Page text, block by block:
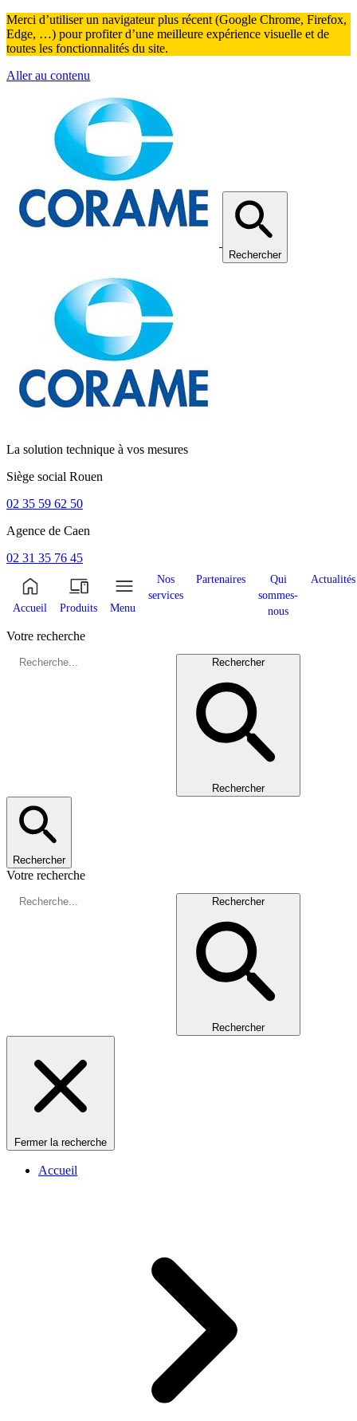
Merci d’utiliser un navigateur plus récent (Google Chrome, Firefox,
Edge, …) pour profiter d’une meilleure expérience visuelle et de
toutes les fonctionnalités du site.
Aller au contenu
Rechercher
La solution technique à vos mesures
Siège social Rouen
02 35 59 62 50
Agence de Caen
02 31 35 76 45
Accueil Produits Menu
Nos
services
Partenaires
Qui
sommes-
nous
Actualités
Votre recherche
Rechercher
Rechercher
Rechercher
Votre recherche
Rechercher
Rechercher
Fermer la recherche
Accueil